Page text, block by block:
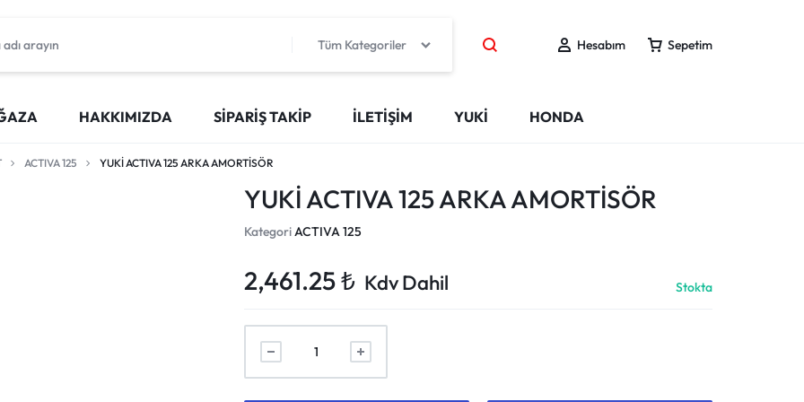
Tüm Kategoriler Hesabım Sepetim
HAKKIMIZDA SIPARIŞ TAKIP İLETIŞIM YUKİ HONDA
ACTIVA 125 YUKİ ACTIVA 125 ARKA AMORTİSÖR
YUKİ ACTIVA 125 ARKA AMORTİSÖR
KategoriACTIVA 125
2,461.25₺ Kdv Dahil Stokta